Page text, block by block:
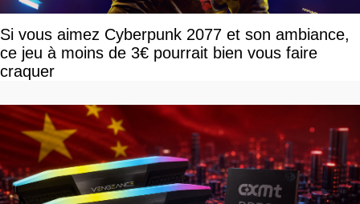
Si vous aimez Cyberpunk 2077 et son ambiance,
ce jeu à moins de 3€ pourrait bien vous faire
craquer